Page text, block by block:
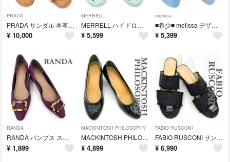
PRADA
PRADA サンダル 本革 シルバーロゴプレート ブラウン 2402T
¥ 10,000
MERRELL
MERRELL ハイドロモック サンダル グラデーション マルチカラー 2396
¥ 5,599
melissa
■希少■ melissa デザイナー JASONWU コラボ トングサンダル バックストラップ ロゴ スカイブルー×ホワイト×オレンジ 2395
¥ 5,399
RANDA
RANDA パンプス スエード スクエアパーツ パープル 469T
¥ 1,899
MACKINTOSH PHILOSOPHY
MACKINTOSH PHILOSOPHY パンプス エナメル ウェッジソール アーモンドトゥ ブラック 2389T
¥ 4,899
FABIO RUSCONI
FABIO RUSCONI サンダル デニム ブラック 2388T
¥ 6,990